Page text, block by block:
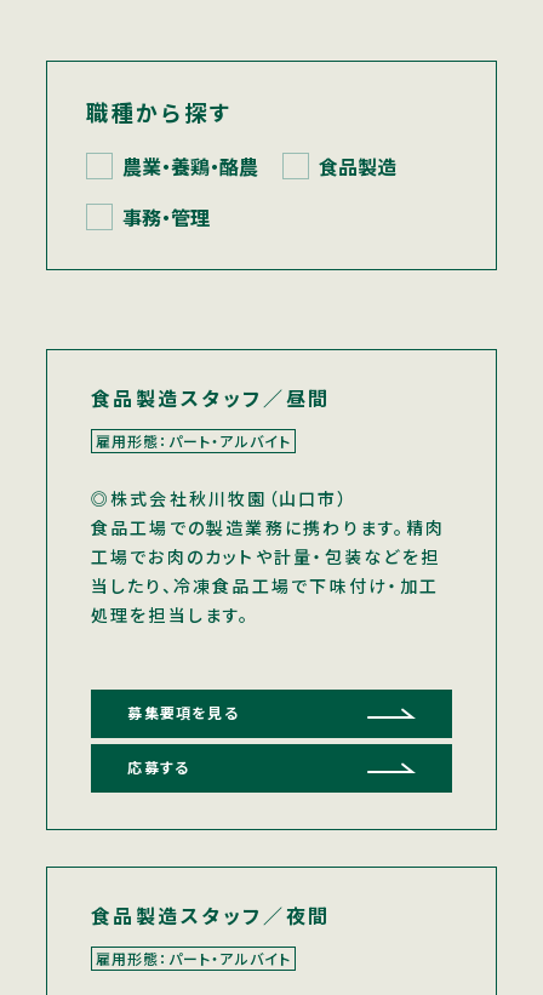
職種から探す
農業・養鶏・酪農
食品製造
事務・管理
食品製造スタッフ／昼間
雇用形態：パート・アルバイト
◎株式会社秋川牧園（山口市）
食品工場での製造業務に携わります。精肉
工場でお肉のカットや計量・包装などを担
当したり、冷凍食品工場で下味付け・加工
処理を担当します。
募集要項を見る
応募する
食品製造スタッフ／夜間
雇用形態：パート・アルバイト